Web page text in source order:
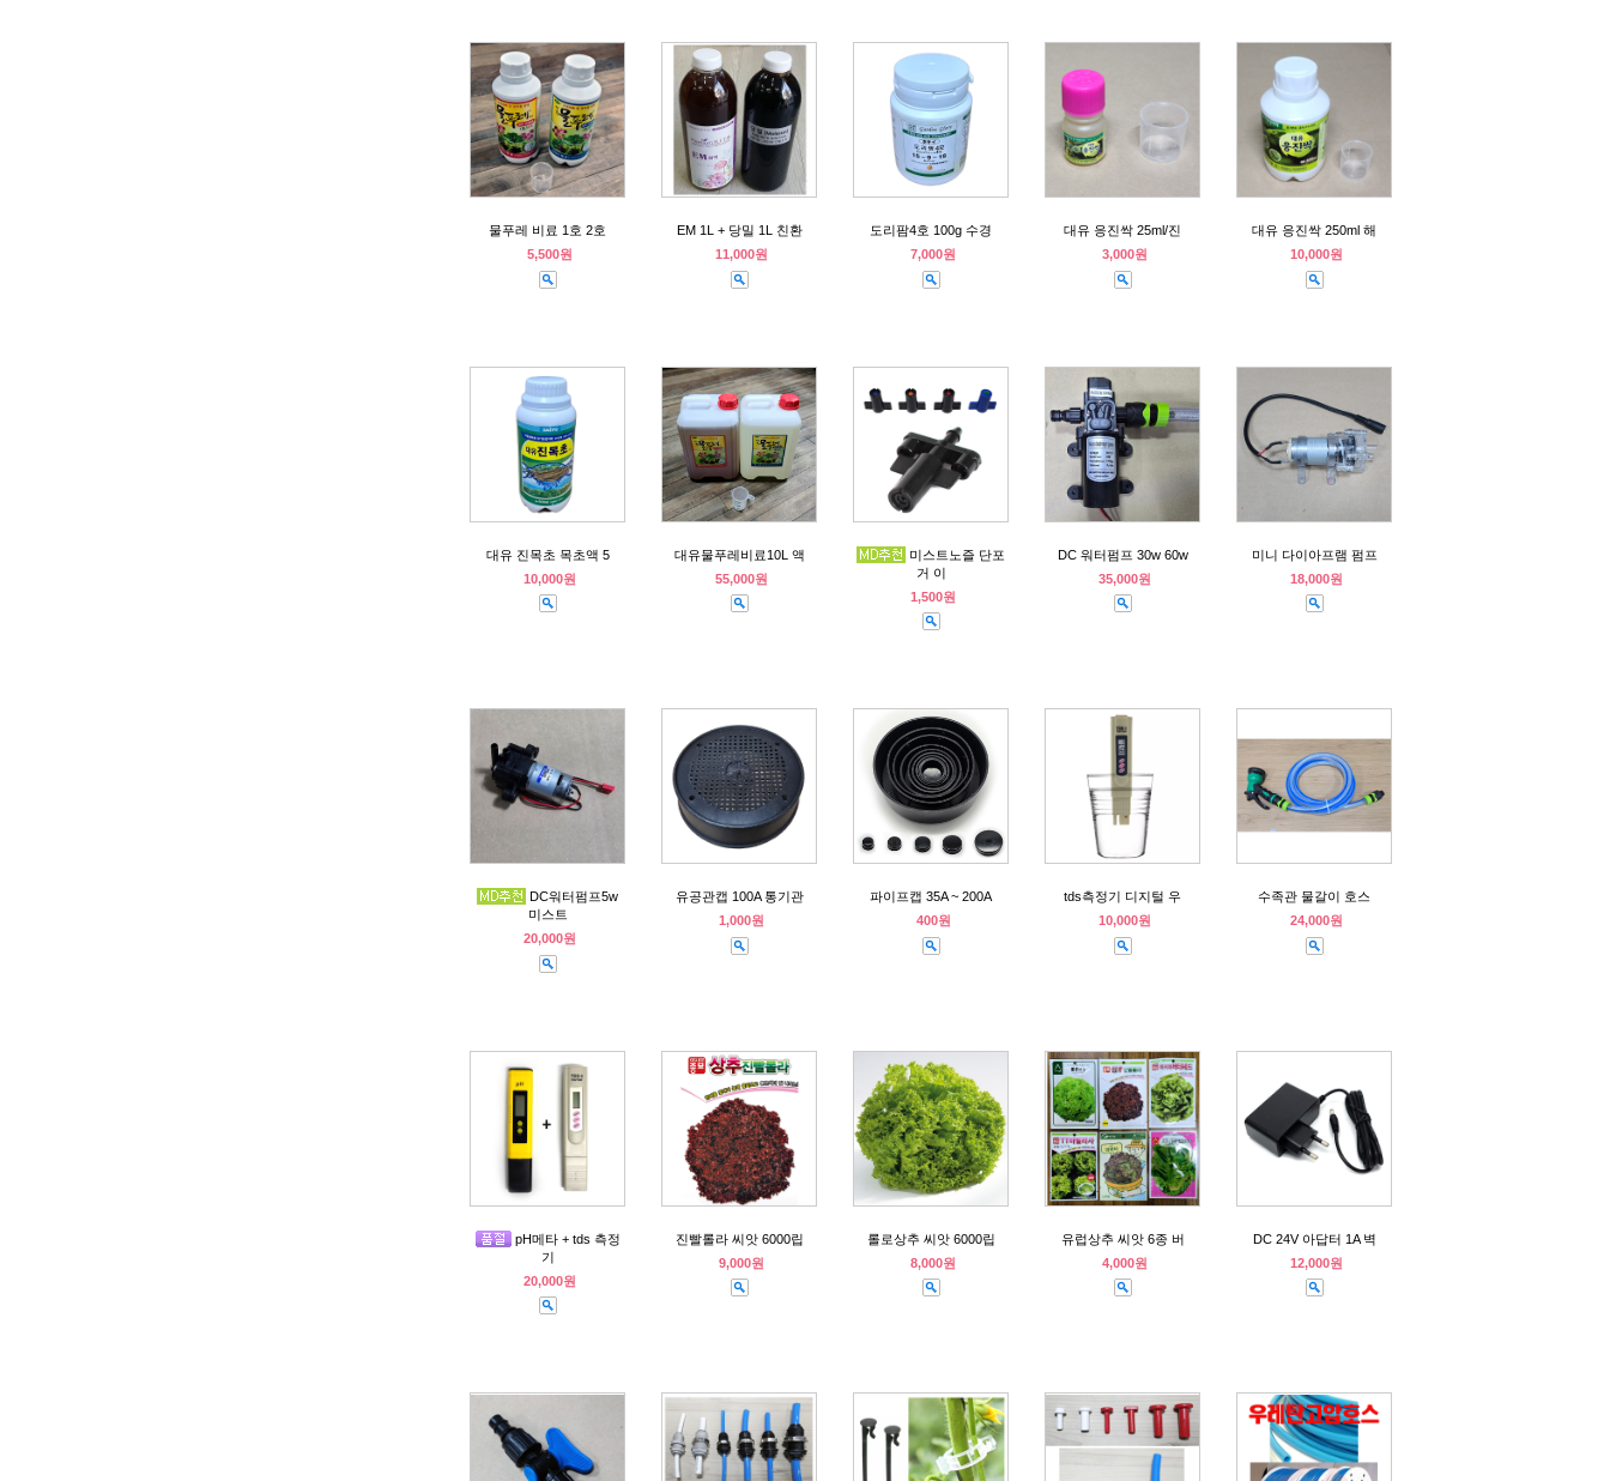
물푸레 비료 1호 2호
5,500원
EM 1L + 당밀 1L 친환
11,000원
도리팜4호 100g 수경
7,000원
대유 응진싹 25ml/진
3,000원
대유 응진싹 250ml 해
10,000원
대유 진목초 목초액 5
10,000원
대유물푸레비료10L 액
55,000원
미스트노즐 단포
거 이
1,500원
DC 워터펌프 30w 60w
35,000원
미니 다이아프램 펌프
18,000원
DC워터펌프5w
미스트
20,000원
유공관캡 100A 통기관
1,000원
파이프캡 35A ~ 200A
400원
tds측정기 디지털 우
10,000원
수족관 물갈이 호스
24,000원
pH메타 + tds 측정
기
20,000원
진빨롤라 씨앗 6000립
9,000원
롤로상추 씨앗 6000립
8,000원
유럽상추 씨앗 6종 버
4,000원
DC 24V 아답터 1A 벽
12,000원